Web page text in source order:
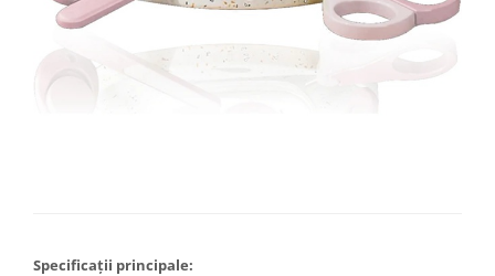
Mobilier gradina
Corturi, Prelate si plase de
Zdrobitoare manuale
Specificații principale: